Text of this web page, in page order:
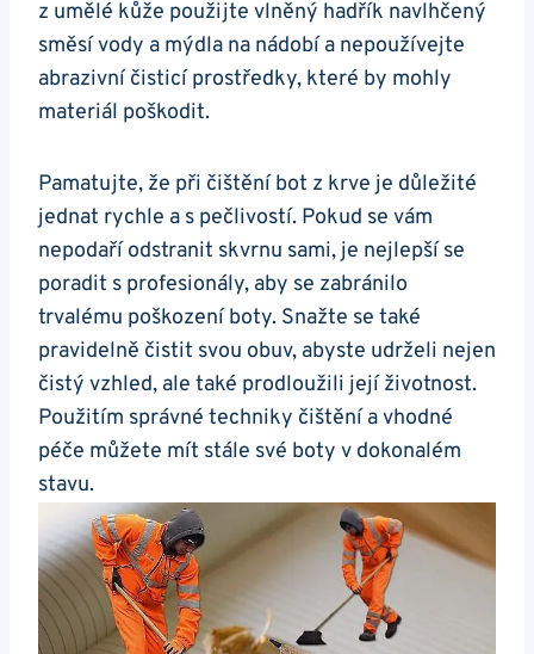
z⁤ umělé kůže použijte vlněný ⁢hadřík navlhčený
⁣směsí vody a mýdla na nádobí a nepoužívejte
abrazivní čisticí prostředky, které by mohly
materiál poškodit.
Pamatujte, že při čištění bot z krve je ‌důležité
jednat rychle⁤ a s ‍pečlivostí. Pokud se vám
nepodaří odstranit skvrnu sami, je nejlepší se
poradit s profesionály, aby se zabránilo
trvalému poškození boty. Snažte se‌ také
pravidelně čistit svou obuv, abyste udrželi nejen
čistý vzhled, ale také ‍prodloužili její životnost.
Použitím správné techniky čištění a vhodné
péče můžete ‌mít⁤ stále své boty v dokonalém
stavu.